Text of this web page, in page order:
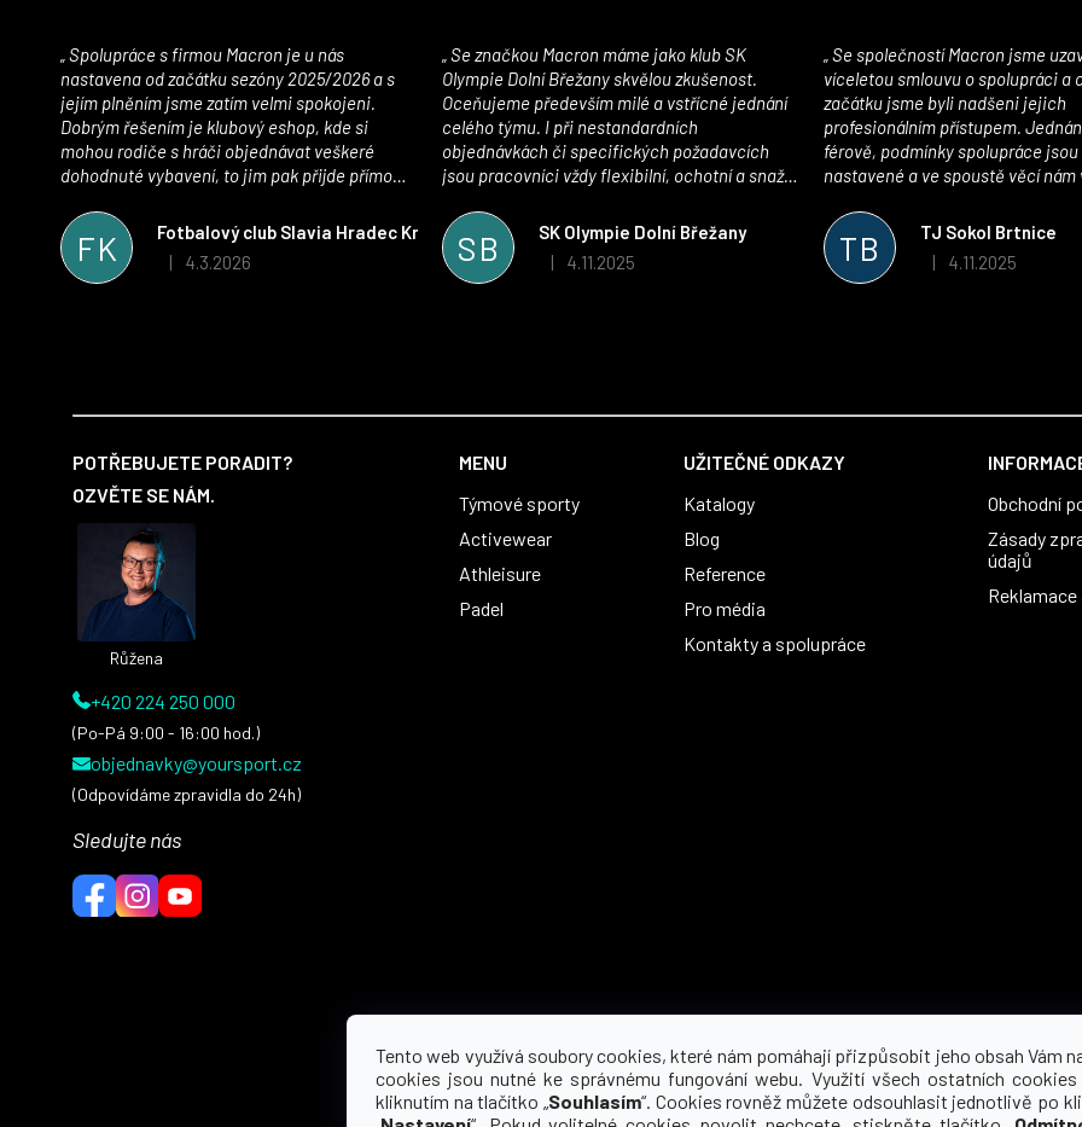
Tento web využívá soubory cookies, které nám pomáhají přizpůsobit jeho obsah Vám
cookies jsou nutné ke správnému fungování webu. Využití všech ostatních
kliknutím na tlačítko „Souhlasím“. Cookies rovněž můžete odsouhlasit jednotlivě po
FK
Fotbalový club Slavia Hradec Králové z.s.
Hodnocení obchodu je 5 z 5 hvězdiček.
| 4.3.2026
nastavena od začátku sezóny 2025/2026 a s
jejím plněním jsme zatím velmi spokojeni.
Dobrým řešením je klubový eshop, kde si
mohou rodiče s hráči objednávat veškeré
dohodnuté vybavení, to jim pak přijde přímo
oblečením jsme spokojeni, stejně tak s
komunikací a snahou řešit všechny záležitosti
velmi rychle a ke spokojenosti obou stran.
SB
SK Olympie Dolní Břežany
Hodnocení obchodu je 5 z 5 hvězdiček.
| 4.11.2025
Olympie Dolní Břežany skvělou zkušenost.
Oceňujeme především milé a vstřícné jednání
celého týmu. I při nestandardních
objednávkách či specifických požadavcích
jsou pracovníci vždy flexibilní, ochotní a snaží
vynikající a plně odpovídá potřebám
sportovního klubu!
TB
TJ Sokol Brtnice
Hodnocení
| 4.11.2025
víceletou smlouvu o spolupráci a
začátku jsme byli nadšeni jejich
profesionálním přístupem.
férově, podmínky spolupráce
nastavené a ve spoustě věcí nám
velmi kvalitní a příjemné na
oceňujeme také vytvoření
který je perfektně zpracovaný a
POTŘEBUJETE PORADIT?
OZVĚTE SE NÁM.
Růžena
+420 224 250 000
(Po-Pá 9:00 - 16:00 hod.)
objednavky@yoursport.cz
(Odpovídáme zpravidla do 24h)
Sledujte nás
MENU
Týmové sporty
Activewear
Athleisure
Padel
UŽITEČNÉ ODKAZY
Katalogy
Blog
Reference
Pro média
Kontakty a spolupráce
Obchodní
Zásady
údajů